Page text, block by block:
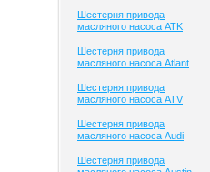
Шестерня привода
масляного насоса ATK
Шестерня привода
масляного насоса Atlant
Шестерня привода
масляного насоса ATV
Шестерня привода
масляного насоса Audi
Шестерня привода